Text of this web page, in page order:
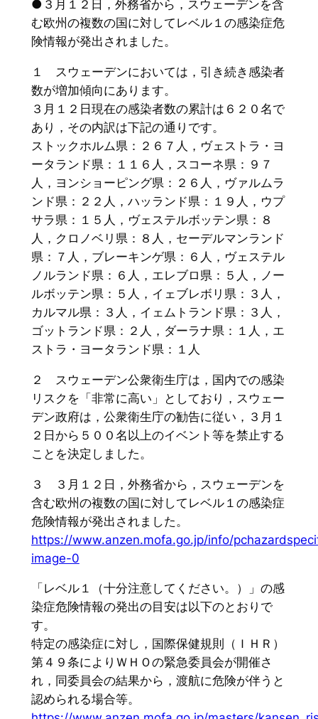
●３月１２日，外務省から，スウェーデンを含
む欧州の複数の国に対してレベル１の感染症危
険情報が発出されました。
１ スウェーデンにおいては，引き続き感染者
数が増加傾向にあります。
３月１２日現在の感染者数の累計は６２０名で
あり，その内訳は下記の通りです。
ストックホルム県：２６７人，ヴェストラ・ヨ
ータランド県：１１６人，スコーネ県：９７
人，ヨンショーピング県：２６人，ヴァルムラ
ンド県：２２人，ハッランド県：１９人，ウプ
サラ県：１５人，ヴェステルボッテン県：８
人，クロノベリ県：８人，セーデルマンランド
県：７人，ブレーキンゲ県：６人，ヴェステル
ノルランド県：６人，エレブロ県：５人，ノー
ルボッテン県：５人，イェブレボリ県：３人，
カルマル県：３人，イェムトランド県：３人，
ゴットランド県：２人，ダーラナ県：１人，エ
ストラ・ヨータランド県：１人
２ スウェーデン公衆衛生庁は，国内での感染
リスクを「非常に高い」としており，スウェー
デン政府は，公衆衛生庁の勧告に従い，３月１
２日から５００名以上のイベント等を禁止する
ことを決定しました。
３ ３月１２日，外務省から，スウェーデンを
含む欧州の複数の国に対してレベル１の感染症
危険情報が発出されました。
https://www.anzen.mofa.go.jp/info/
image-0
「レベル１（十分注意してください。）」の感
染症危険情報の発出の目安は以下のとおりで
す。
特定の感染症に対し，国際保健規則（ＩＨＲ）
第４９条によりＷＨＯの緊急委員会が開催さ
れ，同委員会の結果から，渡航に危険が伴うと
認められる場合等。